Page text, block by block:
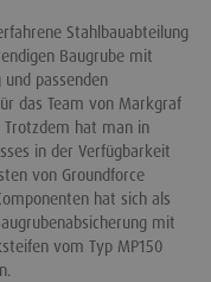
Stahlbauabteilung
Baugrube mit
passenden
das Team von Markgraf
Trotzdem hat man in
in der Verfügbarkeit
von Groundforce
hat sich als
mit
vom Typ MP150